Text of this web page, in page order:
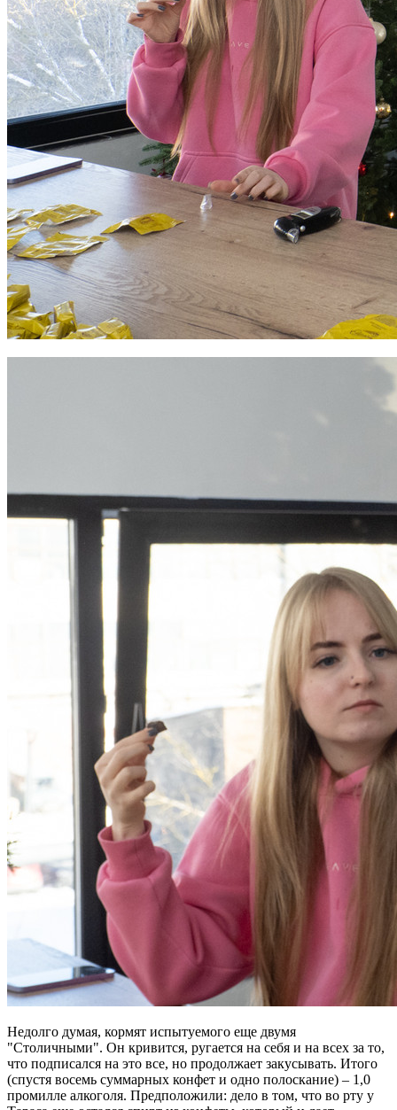
Недолго думая, кормят испытуемого еще двумя
"Столичными"‎. Он кривится, ругается на себя и на всех за то,
что подписался на это все, но продолжает закусывать. Итого
(спустя восемь суммарных конфет и одно полоскание) – 1,0
промилле алкоголя. Предположили: дело в том, что во рту у